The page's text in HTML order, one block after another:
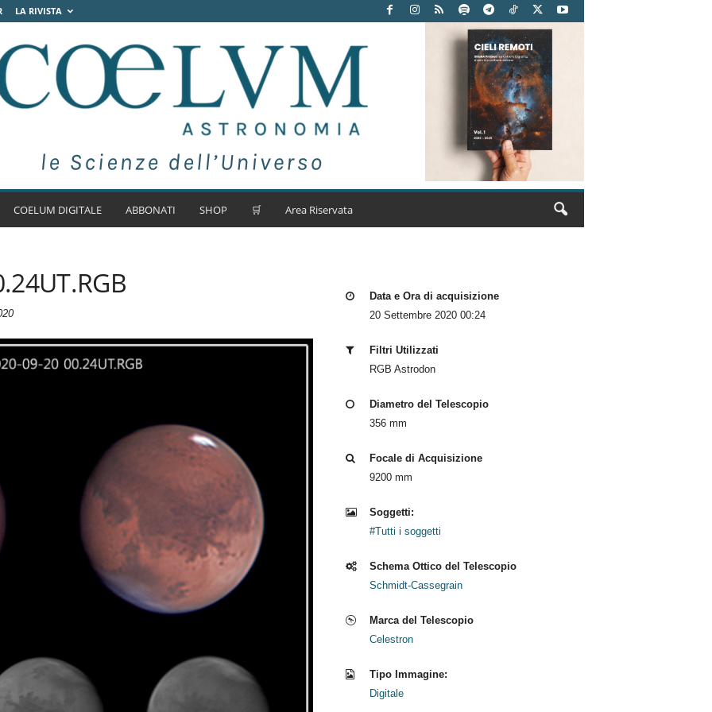
LA RIVISTA
COELUM DIGITALE ABBONATI SHOP 🛒 Area Riservata
Data e Ora di acquisizione
20 Settembre 2020 00:24
Filtri Utilizzati
RGB Astrodon
Diametro del Telescopio
356 mm
Focale di Acquisizione
9200 mm
Soggetti:
#Tutti i soggetti
Schema Ottico del Telescopio
Schmidt-Cassegrain
Marca del Telescopio
Celestron
Tipo Immagine:
Digitale